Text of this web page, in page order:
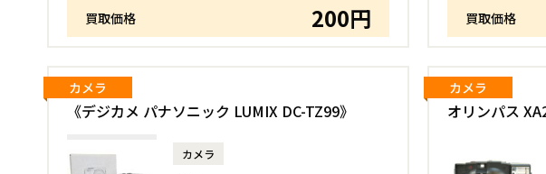
買取価格 200円 買取価格
《デジカメ パナソニック LUMIX DC-TZ99》
カメラ
カメラ
オリンパス
カメラ